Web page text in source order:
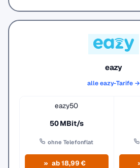
eazy
alle eazy-Tarife →
eazy50
50 MBit/s
ohne Telefonflat
ab 18,99 €